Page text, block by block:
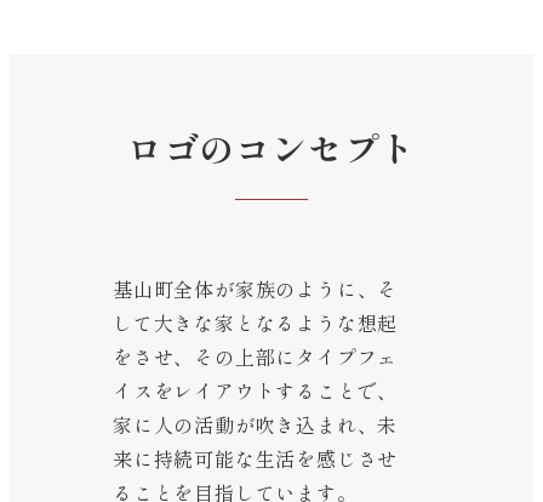
ロゴのコンセプト
基山町全体が家族のように、そ
して大きな家となるような想起
をさせ、その上部にタイプフェ
イスをレイアウトすることで、
家に人の活動が吹き込まれ、未
来に持続可能な生活を感じさせ
ることを目指しています。